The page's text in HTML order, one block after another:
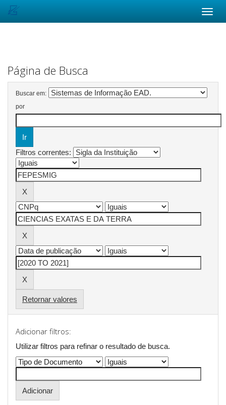
Página de Busca
Buscar em:
por
Filtros correntes:
Retornar valores
Adicionar filtros:
Utilizar filtros para refinar o resultado de busca.